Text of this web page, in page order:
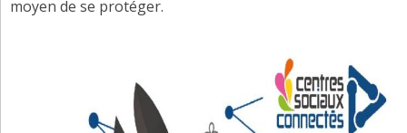
moyen de se protéger.